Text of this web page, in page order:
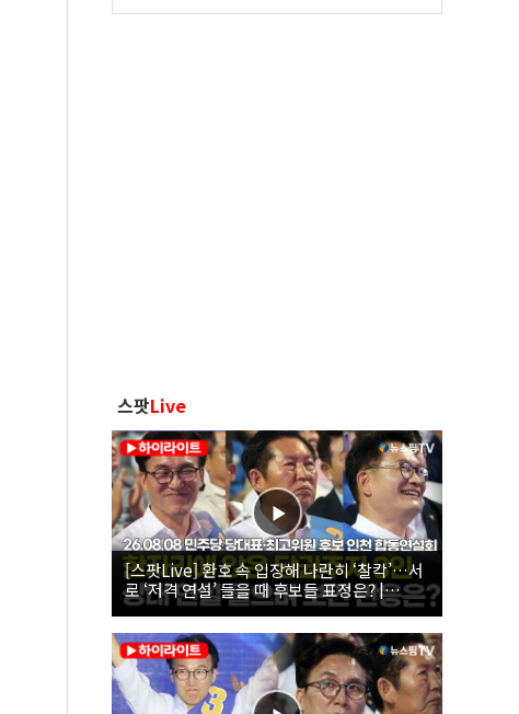
스팟Live
[스팟Live] 환호 속 입장해 나란히 ‘찰칵’…서
로 ‘저격 연설’ 들을 때 후보들 표정은? |
26.08.08 더불어민주당 당대표·최고위원 후
보 인천 합동연설회